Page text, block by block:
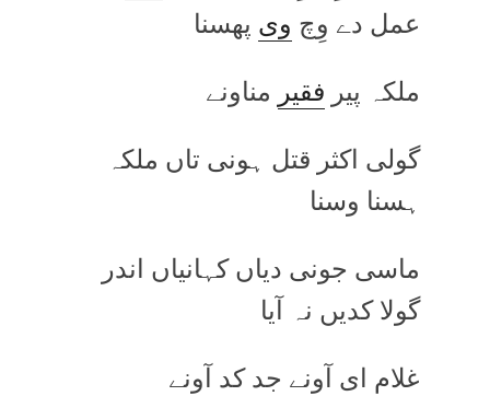
عمل دے وِچ وی پھسنا
ملکہ پیر فقیر مناونے
گولی اکثر قتل ہونی تاں ملکہ
ہسنا وسنا
ماسی جونی دیاں کہانیاں اندر
گولا کدیں نہ آیا
غلام ای آونے جد کد آونے